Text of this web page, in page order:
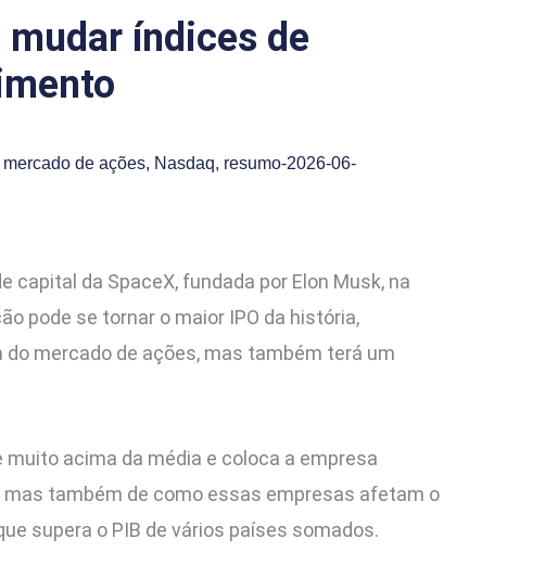
mudar índices de
mercado de ações, Nasdaq, resumo-2026-06-
da SpaceX, fundada por Elon Musk, na
pode se tornar o maior IPO da história,
mercado de ações, mas também terá um
muito acima da média e coloca a empresa
também de como essas empresas afetam o
supera o PIB de vários países somados.